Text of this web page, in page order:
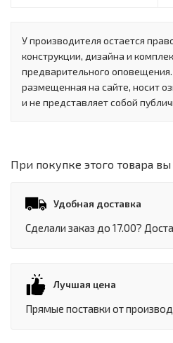
У производителя остается
конструкции, дизайна и
предварительного
размещенная на сайте, носит
и не представляет собой
При покупке этого товара вы
Удобная доставка
Сделали заказ до 17.00?
Лучшая цена
Прямые поставки от